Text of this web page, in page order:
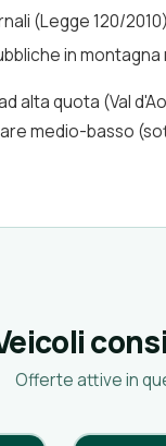
(Legge 120/
in
alta quota (Val
medio-basso
Offerte attive in